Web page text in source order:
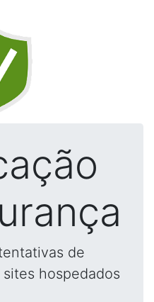
de
hospedados